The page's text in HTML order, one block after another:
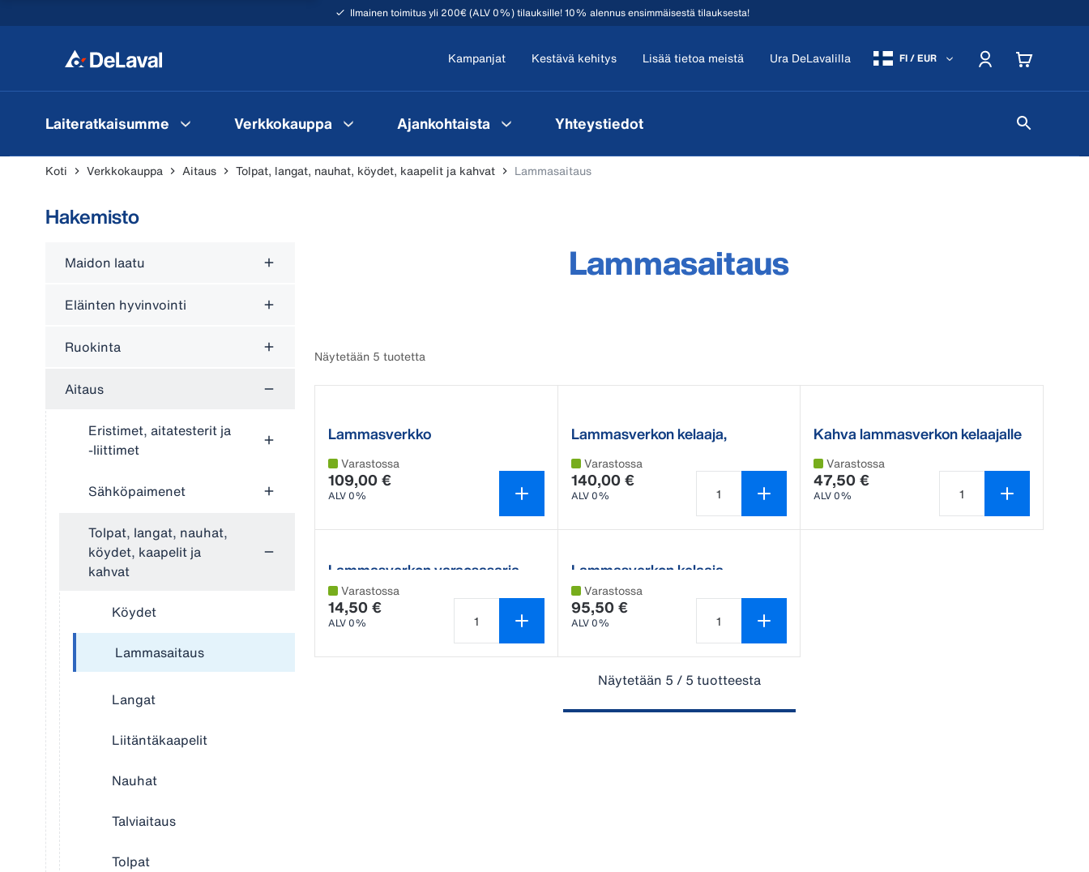
Ilmainen toimitus yli 200€ (ALV 0%) tilauksille! 10% alennus ensimmäisestä tilauksesta!
Kampanjat Kestävä kehitys Lisää tietoa meistä Ura DeLavalilla FI / EUR
Laiteratkaisumme Verkkokauppa Ajankohtaista Yhteystiedot
Koti Verkkokauppa Aitaus Tolpat, langat, nauhat, köydet, kaapelit ja kahvat Lammasaitaus
Hakemisto
Maidon laatu
Eläinten hyvinvointi
Ruokinta
Aitaus
Eristimet, aitatesterit ja
-liittimet
Sähköpaimenet
Tolpat, langat, nauhat,
köydet, kaapelit ja
kahvat
Köydet
Lammasaitaus
Langat
Liitäntäkaapelit
Nauhat
Talviaitaus
Tolpat
Lammasaitaus
Näytetään 5 tuotetta
Lammasverkko
Varastossa
109,00 €
ALV 0%
Lammasverkon kelaaja,
Varastossa
140,00 €
ALV 0%
Tuotteen määrä on 1
Kahva lammasverkon kelaajalle
Varastossa
47,50 €
ALV 0%
Tuotteen määrä on 1
Lammasverkon varaosasarja
Varastossa
14,50 €
ALV 0%
Tuotteen määrä on 1
Lammasverkon kelaaja
Varastossa
95,50 €
ALV 0%
Tuotteen määrä on 1
Näytetään 5 / 5 tuotteesta